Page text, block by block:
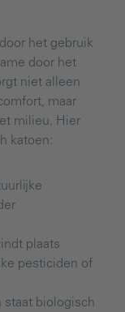
het gebruik
door het
niet alleen
maar
milieu. Hier
katoen:
plaats
pesticiden of
staat biologisch